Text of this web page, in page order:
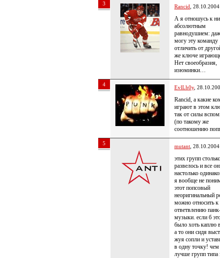
3 Rancid ,
А я отношусь к
абсолютным
равнодушием:
могу эту команду
отличить от
же ключе
Нет своеобразия,
изюминки…
4 EvlLb0y,
Rancid, а какие
играют в этом
так от силы
(по такому же
соотношению
5 mutant ,
этих групп
развелось и все
настолько
я вообще не
этот попсовый
неоригинальный
можно относить к
ответвлению
музыки. если б
было хоть каплю
а то они сидя
жуя сопли и
в одну точку!
лучше групп типа